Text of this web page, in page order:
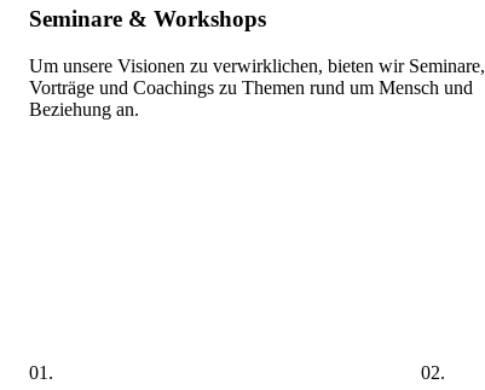
Seminare & Workshops
Um unsere Visionen zu verwirklichen, bieten wir Seminare,
Vorträge und Coachings zu Themen rund um Mensch und
Beziehung an.
01. 02.